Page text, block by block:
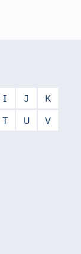
I J
K
T U
V